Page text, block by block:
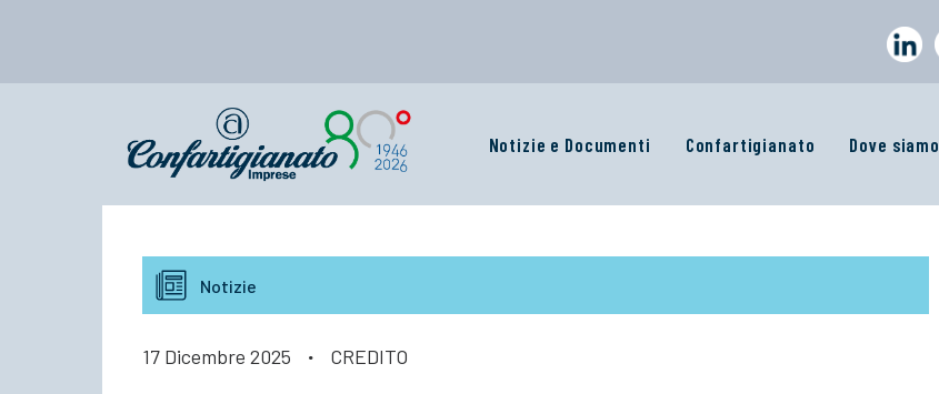
Notizie e Documenti Confartigianato Dove siamo
Notizie
17 Dicembre 2025 · CREDITO